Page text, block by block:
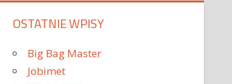
OSTATNIE WPISY
Big Bag Master
Jobimet